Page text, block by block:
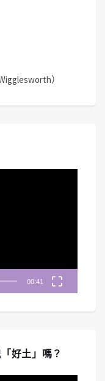
）
00:41
好土」嗎？